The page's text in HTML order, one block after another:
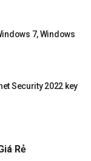
7, Windows
Security 2022 key
Rẻ